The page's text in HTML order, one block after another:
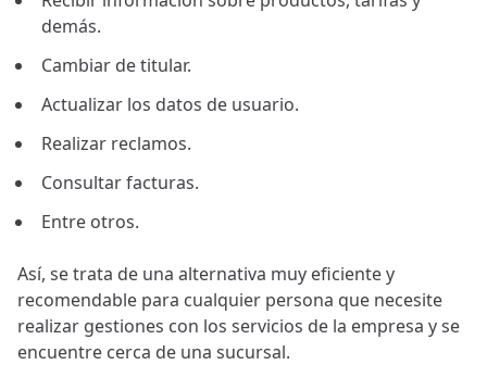
demás.
Cambiar de titular.
Actualizar los datos de usuario.
Realizar reclamos.
Consultar facturas.
Entre otros.
Así, se trata de una alternativa muy eficiente y
recomendable para cualquier persona que necesite
realizar gestiones con los servicios de la empresa y se
encuentre cerca de una sucursal.